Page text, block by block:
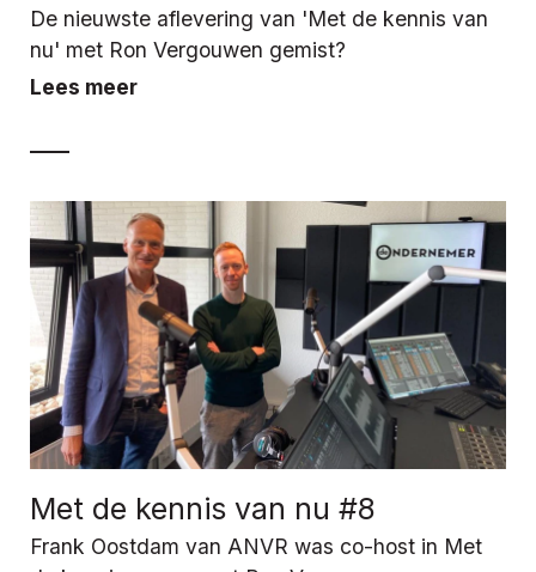
De nieuwste aflevering van 'Met de kennis van
nu' met Ron Vergouwen gemist?
Lees meer
Met de kennis van nu #8
Frank Oostdam van ANVR was co-host in Met